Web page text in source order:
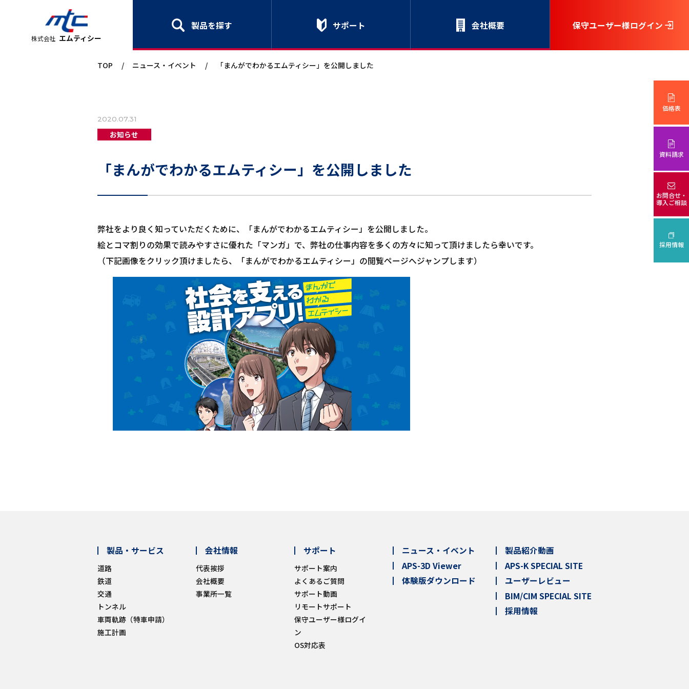
株式会社 エムティシー
製品を探す サポート 会社概要 保守ユーザー様ログイン
価格表
資料請求
お問合せ・
導入ご相談
採用情報
TOP / ニュース・イベント / 「まんがでわかるエムティシー」を公開しました
2020.07.31
お知らせ
「まんがでわかるエムティシー」を公開しました
弊社をより良く知っていただくために、「まんがでわかるエムティシー」を公開しました。
絵とコマ割りの効果で読みやすさに優れた 「マンガ」で、弊社の仕事内容を多くの方々に知って頂けましたら幸いです。
（下記画像をクリック頂けましたら、「まんがでわかるエムティシー」の閲覧ページへジャンプします）
製品・サービス
道路
鉄道
交通
トンネル
車両軌跡（特車申請）
施工計画
会社情報
代表挨拶
会社概要
事業所一覧
サポート
サポート案内
よくあるご質問
サポート動画
リモートサポート
保守ユーザー様ログイ
ン
OS対応表
ニュース・イベント
APS-3D Viewer
体験版ダウンロード
製品紹介動画
APS-K SPECIAL SITE
ユーザーレビュー
BIM/CIM SPECIAL SITE
採用情報